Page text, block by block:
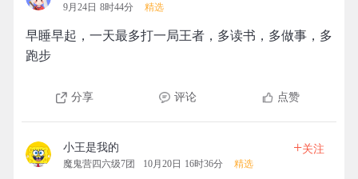
9月24日 8时44分 精选
早睡早起，一天最多打一局王者，多读书，多做事，多
跑步
分享 评论 点赞
小王是我的
魔鬼营四六级7团 10月20日 16时36分 精选
+关注